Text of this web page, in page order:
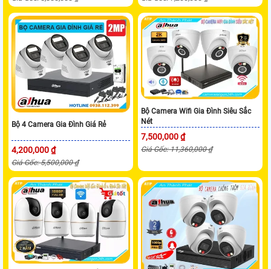
Bộ 4 Camera Gia Đình Giá Rẻ
4,200,000 ₫
Giá Gốc: 5,500,000 ₫
Bộ Camera Wifi Gia Đình Siêu Sắc
Nét
7,500,000 ₫
Giá Gốc: 11,360,000 ₫